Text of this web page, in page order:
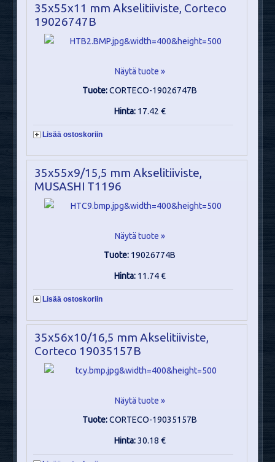
35x55x11 mm Akselitiiviste, Corteco
19026747B
Näytä tuote »
Tuote:CORTECO-19026747B
Hinta: 17.42 €
Lisää ostoskoriin
35x55x9/15,5 mm Akselitiiviste,
MUSASHI T1196
Näytä tuote »
Tuote: 19026774B
Hinta: 11.74 €
Lisää ostoskoriin
35x56x10/16,5 mm Akselitiiviste,
Corteco 19035157B
Näytä tuote »
Tuote:CORTECO-19035157B
Hinta:30.18 €